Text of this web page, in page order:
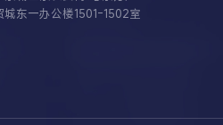
城东一办公楼1501-1502室